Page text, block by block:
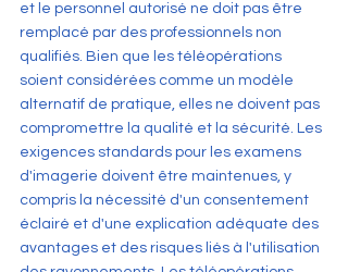
et le personnel autorisé ne doit pas être
remplacé par des professionnels non
qualifiés. Bien que les téléopérations
soient considérées comme un modèle
alternatif de pratique, elles ne doivent pas
compromettre la qualité et la sécurité. Les
exigences standards pour les examens
d'imagerie doivent être maintenues, y
compris la nécessité d'un consentement
éclairé et d'une explication adéquate des
avantages et des risques liés à l'utilisation